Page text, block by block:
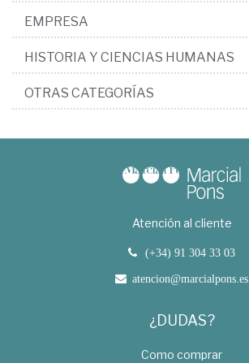
EMPRESA
HISTORIA Y CIENCIAS HUMANAS
OTRAS CATEGORÍAS
Atención al cliente
(+34) 91 304 33 03
atencion@marcialpons.es
¿DUDAS?
Como comprar